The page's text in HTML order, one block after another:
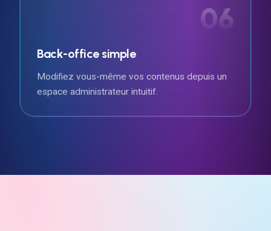
06
Back-office simple
Modifiez vous-même vos contenus depuis un
espace administrateur intuitif.